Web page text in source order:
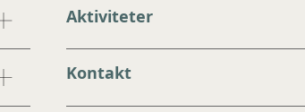
Aktiviteter
Kontakt